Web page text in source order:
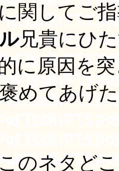
関してご
兄貴にひ
に原因を
めてあげ
のネタど